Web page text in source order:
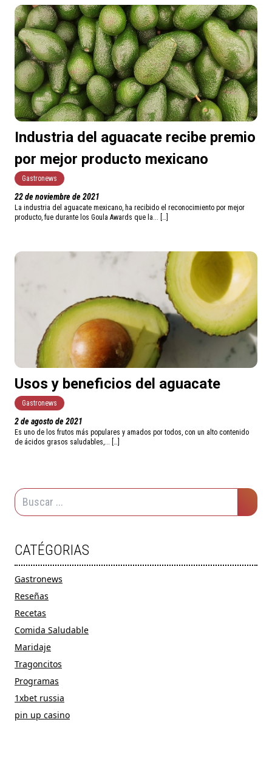
Industria del aguacate recibe premio
por mejor producto mexicano
Gastronews
22 de noviembre de 2021
La industria del aguacate mexicano, ha recibido el reconocimiento por mejor
producto, fue durante los Goula Awards que la... […]
Usos y beneficios del aguacate
Gastronews
2 de agosto de 2021
Es uno de los frutos más populares y amados por todos, con un alto contenido
de ácidos grasos saludables,... […]
CATÉGORIAS
Gastronews
Reseñas
Recetas
Comida Saludable
Maridaje
Tragoncitos
Programas
1xbet russia
pin up casino